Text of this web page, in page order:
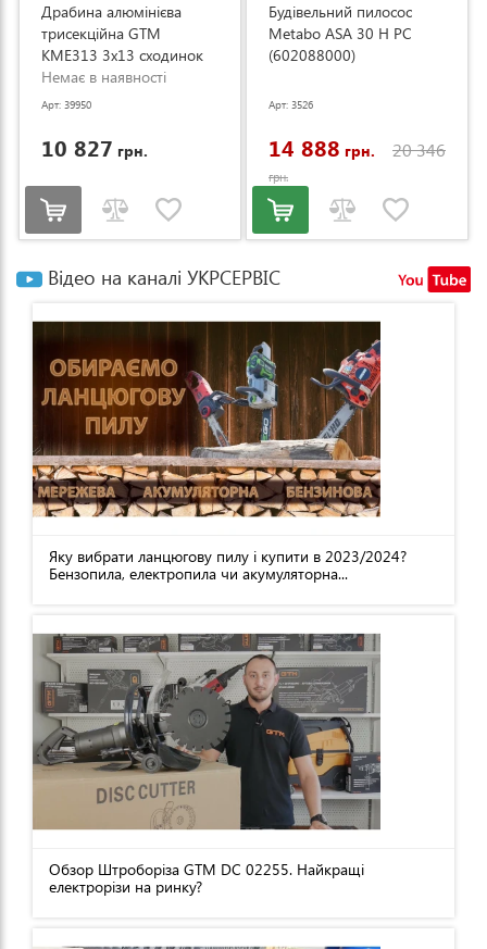
Драбина алюмінієва
трисекційна GTM
KME313 3x13 сходинок
3.53-8.93м (KME313)
Немає в наявності
Арт: 39950
10 827 грн.
Будівельний пилосос
Metabo ASA 30 H PC
(602088000)
Арт: 3526
14 888 грн. 20 346
грн.
Відео на каналі УКРСЕРВІС
Яку вибрати ланцюгову пилу і купити в 2023/2024?
Бензопила, електропила чи акумуляторна...
Обзор Штроборіза GTM DC 02255. Найкращі
електрорізи на ринку?